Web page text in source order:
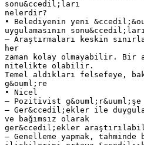
sonu&ccedil;ları
nelerdir?
• Belediyenin yeni
uygulamasının
– Araştırmaları keskin
her
zaman kolay olmayabilir. Bir
nitelikte olabilir.
Temel aldıkları felsefeye,
g&ouml;re
• Nicel
– Pozitivist g&ouml;r&uuml;şe
– Ger&ccedil;ekler ile
ve bağımsız olarak
ger&ccedil;ekler
– Genelleme yapmak,